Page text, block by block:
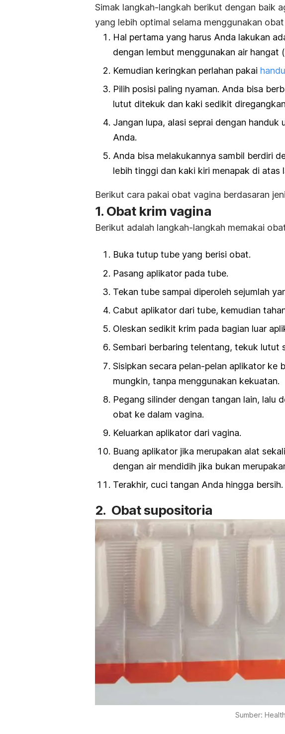
Simak langkah-langkah berikut dengan baik
yang lebih optimal selama menggunakan
Hal pertama yang harus Anda lakukan
dengan lembut menggunakan air hangat
Kemudian keringkan perlahan pakai
Pilih posisi paling nyaman. Anda bisa
lutut ditekuk dan kaki sedikit
Jangan lupa, alasi seprai dengan
Anda.
Anda bisa melakukannya sambil berdiri
lebih tinggi dan kaki kiri menapak di atas
Berikut cara pakai obat vagina berdasaran
1. Obat krim vagina
Berikut adalah langkah-langkah memakai
Buka tutup tube yang berisi obat.
Pasang aplikator pada tube.
Tekan tube sampai diperoleh sejumlah
Cabut aplikator dari tube, kemudian
Oleskan sedikit krim pada bagian luar
Sembari berbaring telentang, tekuk lutut
Sisipkan secara pelan-pelan aplikator ke
mungkin, tanpa menggunakan kekuatan.
Pegang silinder dengan tangan lain, lalu
obat ke dalam vagina.
Keluarkan aplikator dari vagina.
Buang aplikator jika merupakan alat
dengan air mendidih jika bukan
Terakhir, cuci tangan Anda hingga bersih.
2. Obat supositoria
Sumber: